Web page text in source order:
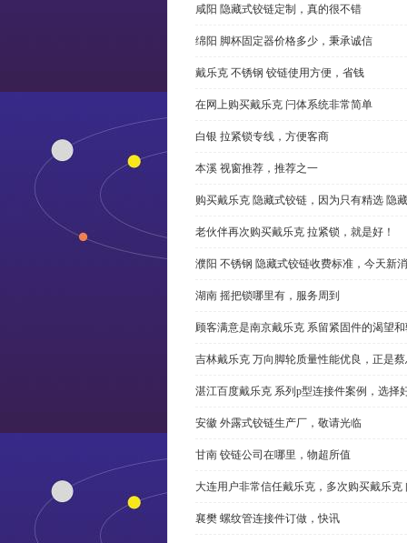
咸阳 隐藏式铰链定制，真的很不错
绵阳 脚杯固定器价格多少，秉承诚信
戴乐克 不锈钢 铰链使用方便，省钱
在网上购买戴乐克 闩体系统非常简单
白银 拉紧锁专线，方便客商
本溪 视窗推荐，推荐之一
购买戴乐克 隐藏式铰链，因为只有精选 隐
老伙伴再次购买戴乐克 拉紧锁，就是好！
濮阳 不锈钢 隐藏式铰链收费标准，今天新
湖南 摇把锁哪里有，服务周到
顾客满意是南京戴乐克 系留紧固件的渴望
吉林戴乐克 万向脚轮质量性能优良，正是
湛江百度戴乐克 系列p型连接件案例，选择
安徽 外露式铰链生产厂，敬请光临
甘南 铰链公司在哪里，物超所值
大连用户非常信任戴乐克，多次购买戴乐克
襄樊 螺纹管连接件订做，快讯